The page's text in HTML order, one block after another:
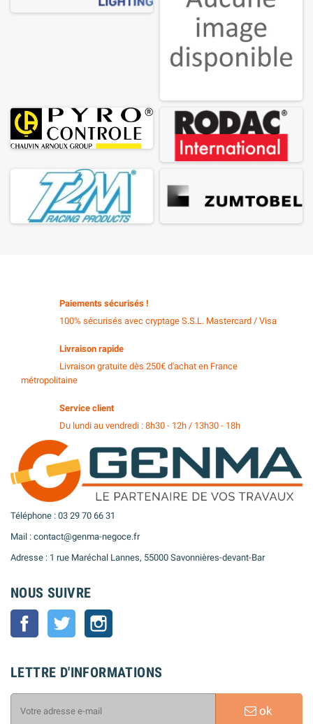
Paiements sécurisés !
100% sécurisés avec cryptage S.S.L. Mastercard / Visa
Livraison rapide
Livraison gratuite dès 250€ d'achat en France
métropolitaine
Service client
Du lundi au vendredi : 8h30 - 12h / 13h30 - 18h
Téléphone : 03 29 70 66 31
Mail : contact@genma-negoce.fr
Adresse : 1 rue Maréchal Lannes, 55000 Savonnières-devant-Bar
NOUS SUIVRE
Facebook Twitter
LETTRE D'INFORMATIONS
ok